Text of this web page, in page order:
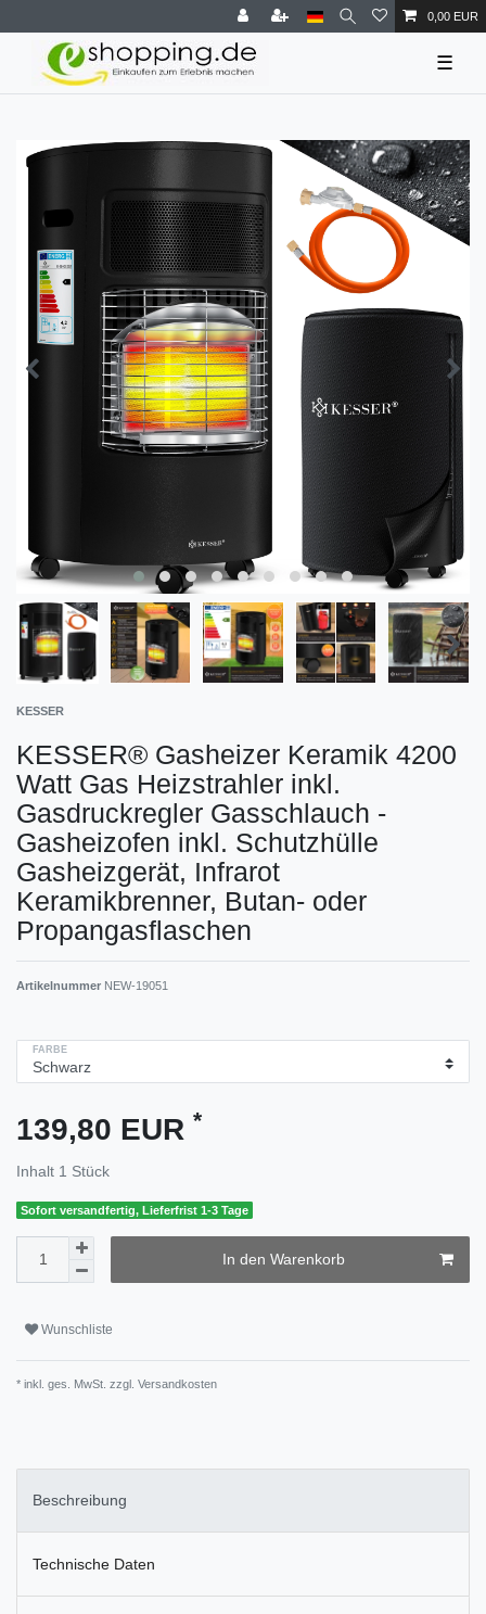
0,00 EUR
☰
KESSER
KESSER® Gasheizer Keramik 4200
Watt Gas Heizstrahler inkl.
Gasdruckregler Gasschlauch -
Gasheizofen inkl. Schutzhülle
Gasheizgerät, Infrarot
Keramikbrenner, Butan- oder
Propangasflaschen
Artikelnummer NEW-19051
FARBE
139,80 EUR *
Inhalt 1 Stück
Sofort versandfertig, Lieferfrist 1-3 Tage
In den Warenkorb
Wunschliste
* inkl. ges. MwSt. zzgl. Versandkosten
Beschreibung
Technische Daten